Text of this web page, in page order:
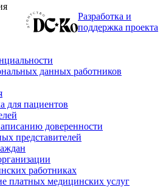
Разработка и
поддержка проекта
данных работников
для пациентов
доверенности
представителей
работниках
платных медицинских услуг